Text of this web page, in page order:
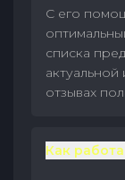
С его
списка
отзывах
Как